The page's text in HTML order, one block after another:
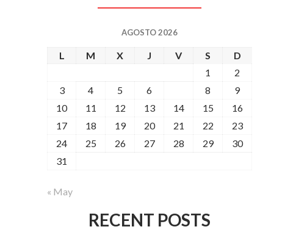
AGOSTO 2026
L M X J V S
D
1
2
3
4 5 6 8
9
10
11 12 13 14 15
16
17
18 19 20 21 22
23
24
25 26 27 28 29
30
31
« May
RECENT POSTS